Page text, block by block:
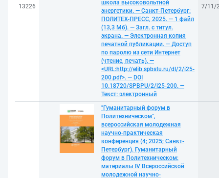
13226
школа высоковольтной
энергетики. — Санкт-Петербург:
ПОЛИТЕХ-ПРЕСС, 2025. — 1 файл
(13,3 Мб). — Загл. с титул.
экрана. — Электронная копия
печатной публикации. — Доступ
по паролю из сети Интернет
(чтение, печать). —
<URL:http://elib.spbstu.ru/dl/2/i25-
200.pdf>. — DOI
10.18720/SPBPU/2/i25-200. —
Текст: электронный
7/11/
"Гуманитарный форум в
Политехническом",
всероссийская молодежная
научно-практическая
конференция (4; 2025; Санкт-
Петербург). Гуманитарный
форум в Политехническом:
материалы IV Всероссийской
молодежной научно-